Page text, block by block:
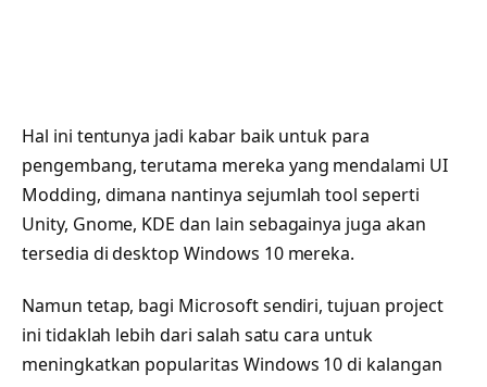
Hal ini tentunya jadi kabar baik untuk para
pengembang, terutama mereka yang mendalami UI
Modding, dimana nantinya sejumlah tool seperti
Unity, Gnome, KDE dan lain sebagainya juga akan
tersedia di desktop Windows 10 mereka.
Namun tetap, bagi Microsoft sendiri, tujuan project
ini tidaklah lebih dari salah satu cara untuk
meningkatkan popularitas Windows 10 di kalangan